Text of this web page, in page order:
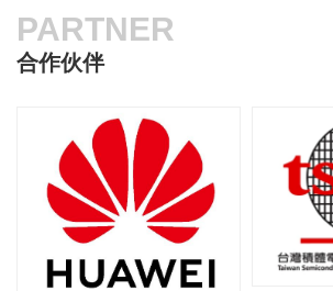
PARTNER
合作伙伴